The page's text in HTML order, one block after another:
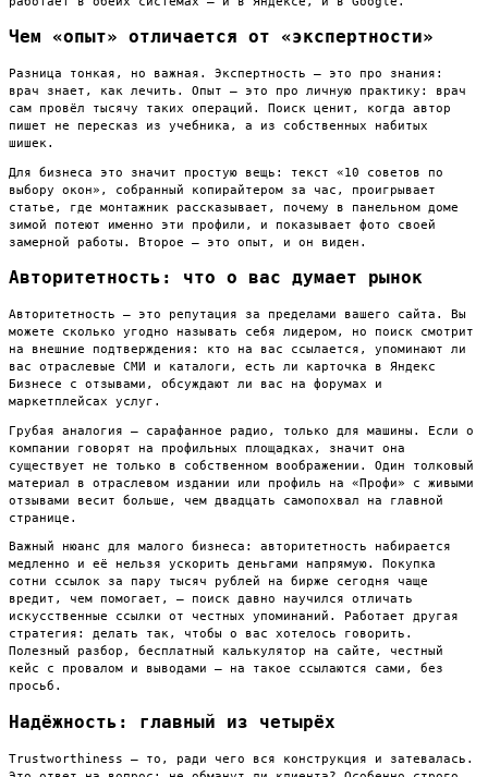
Чем «опыт» отличается от «экспертности»
Разница тонкая, но важная. Экспертность — это про знания:
врач знает, как лечить. Опыт — это про личную практику: врач
сам провёл тысячу таких операций. Поиск ценит, когда автор
пишет не пересказ из учебника, а из собственных набитых
шишек.
Для бизнеса это значит простую вещь: текст «10 советов по
выбору окон», собранный копирайтером за час, проигрывает
статье, где монтажник рассказывает, почему в панельном доме
зимой потеют именно эти профили, и показывает фото своей
замерной работы. Второе — это опыт, и он виден.
Авторитетность: что о вас думает рынок
Авторитетность — это репутация за пределами вашего сайта. Вы
можете сколько угодно называть себя лидером, но поиск смотрит
на внешние подтверждения: кто на вас ссылается, упоминают ли
вас отраслевые СМИ и каталоги, есть ли карточка в Яндекс
Бизнесе с отзывами, обсуждают ли вас на форумах и
маркетплейсах услуг.
Грубая аналогия — сарафанное радио, только для машины. Если о
компании говорят на профильных площадках, значит она
существует не только в собственном воображении. Один толковый
материал в отраслевом издании или профиль на «Профи» с живыми
отзывами весит больше, чем двадцать самопохвал на главной
странице.
Важный нюанс для малого бизнеса: авторитетность набирается
медленно и её нельзя ускорить деньгами напрямую. Покупка
сотни ссылок за пару тысяч рублей на бирже сегодня чаще
вредит, чем помогает, — поиск давно научился отличать
искусственные ссылки от честных упоминаний. Работает другая
стратегия: делать так, чтобы о вас хотелось говорить.
Полезный разбор, бесплатный калькулятор на сайте, честный
кейс с провалом и выводами — на такое ссылаются сами, без
просьб.
Надёжность: главный из четырёх
Trustworthiness — то, ради чего вся конструкция и затевалась.